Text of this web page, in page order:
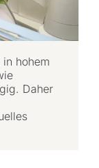
hohem
Daher